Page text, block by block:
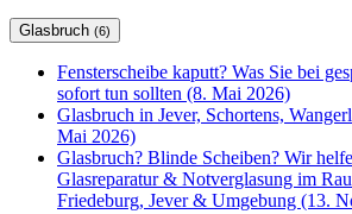
Glasbruch (6)
Fensterscheibe kaputt? Was Sie bei
sofort tun sollten (8. Mai 2026)
Glasbruch in Jever, Schortens,
Mai 2026)
Glasbruch? Blinde Scheiben? Wir
Glasreparatur & Notverglasung im
Friedeburg, Jever & Umgebung (13.